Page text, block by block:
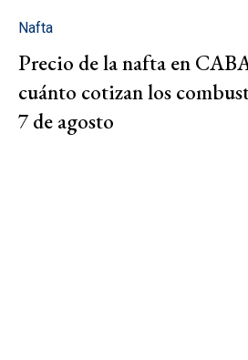
Nafta
Precio de la nafta en
cuánto cotizan los
7 de agosto